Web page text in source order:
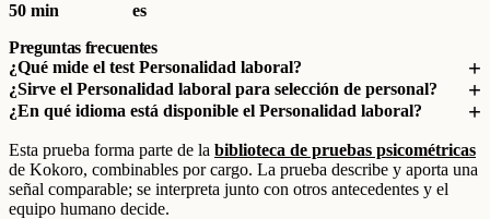
50 min
es
Preguntas frecuentes
¿Qué mide el test Personalidad laboral?
¿Sirve el Personalidad laboral para selección de personal?
¿En qué idioma está disponible el Personalidad laboral?
Esta prueba forma parte de la biblioteca de pruebas psicométricas
de Kokoro, combinables por cargo. La prueba describe y aporta una
señal comparable; se interpreta junto con otros antecedentes y el
equipo humano decide.